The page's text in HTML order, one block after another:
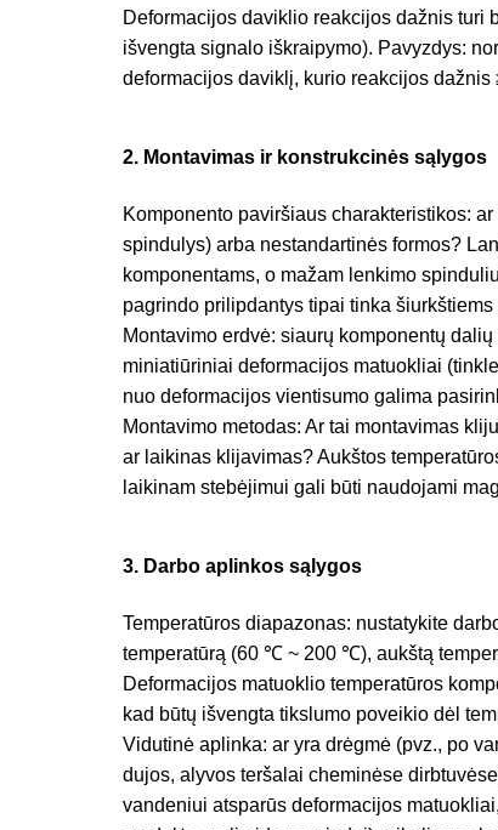
Deformacijos daviklio reakcijos dažnis turi
išvengta signalo iškraipymo). Pavyzdys:
deformacijos daviklį, kurio reakcijos dažnis
2. Montavimas ir konstrukcinės sąlygos
Komponento paviršiaus charakteristikos:
spindulys) arba nestandartinės formos?
komponentams, o mažam lenkimo
pagrindo prilipdantys tipai tinka šiurkštiems
Montavimo erdvė: siaurų komponentų
miniatiūriniai deformacijos matuokliai
nuo deformacijos vientisumo galima
Montavimo metodas: Ar tai montavimas
ar laikinas klijavimas? Aukštos
laikinam stebėjimui gali būti naudojami
3. Darbo aplinkos sąlygos
Temperatūros diapazonas: nustatykite
temperatūrą (60 ℃ ~ 200 ℃), aukštą
Deformacijos matuoklio temperatūros
kad būtų išvengta tikslumo poveikio dėl
Vidutinė aplinka: ar yra drėgmė (pvz., po
dujos, alyvos teršalai cheminėse
vandeniui atsparūs deformacijos